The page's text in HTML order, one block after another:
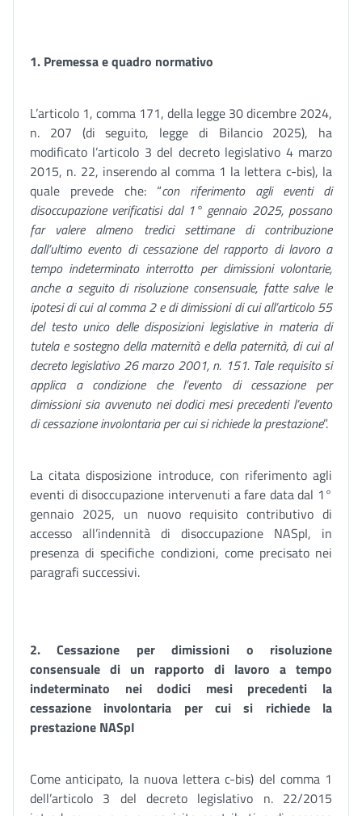
1. Premessa e quadro normativo
L’articolo 1, comma 171, della legge 30 dicembre 2024,
n. 207 (di seguito, legge di Bilancio 2025), ha
modificato l’articolo 3 del decreto legislativo 4 marzo
2015, n. 22, inserendo al comma 1 la lettera c-bis), la
quale prevede che: “con riferimento agli eventi di
disoccupazione verificatisi dal 1° gennaio 2025, possano
far valere almeno tredici settimane di contribuzione
dall’ultimo evento di cessazione del rapporto di lavoro a
tempo indeterminato interrotto per dimissioni volontarie,
anche a seguito di risoluzione consensuale, fatte salve le
ipotesi di cui al comma 2 e di dimissioni di cui all’articolo 55
del testo unico delle disposizioni legislative in materia di
tutela e sostegno della maternità e della paternità, di cui al
decreto legislativo 26 marzo 2001, n. 151. Tale requisito si
applica a condizione che l’evento di cessazione per
dimissioni sia avvenuto nei dodici mesi precedenti l’evento
di cessazione involontaria per cui si richiede la prestazione”.
La citata disposizione introduce, con riferimento agli
eventi di disoccupazione intervenuti a fare data dal 1°
gennaio 2025, un nuovo requisito contributivo di
accesso all’indennità di disoccupazione NASpI, in
presenza di specifiche condizioni, come precisato nei
paragrafi successivi.
2. Cessazione per dimissioni o risoluzione
consensuale di un rapporto di lavoro a tempo
indeterminato nei dodici mesi precedenti la
cessazione involontaria per cui si richiede la
prestazione NASpI
Come anticipato, la nuova lettera c-bis) del comma 1
dell’articolo 3 del decreto legislativo n. 22/2015